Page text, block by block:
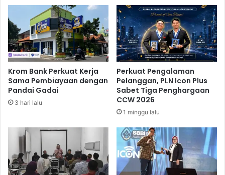
a
n
D
e
m
o
K
e
p
d
e
l
s
a
s
P
e
k
b
k
a
Krom Bank Perkuat Kerja
Sama Pembiayaan dengan
Pandai Gadai
3 hari lalu
Perkuat Pengalaman
Pelanggan, PLN Icon Plus
Sabet Tiga Penghargaan
CCW 2026
1 minggu lalu